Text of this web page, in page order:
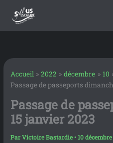
principal
contenu
Accueil 2022 décembre
10
Passage de passeports
Passage de
15 janvier 2023
ParVictoire Bastardie•10